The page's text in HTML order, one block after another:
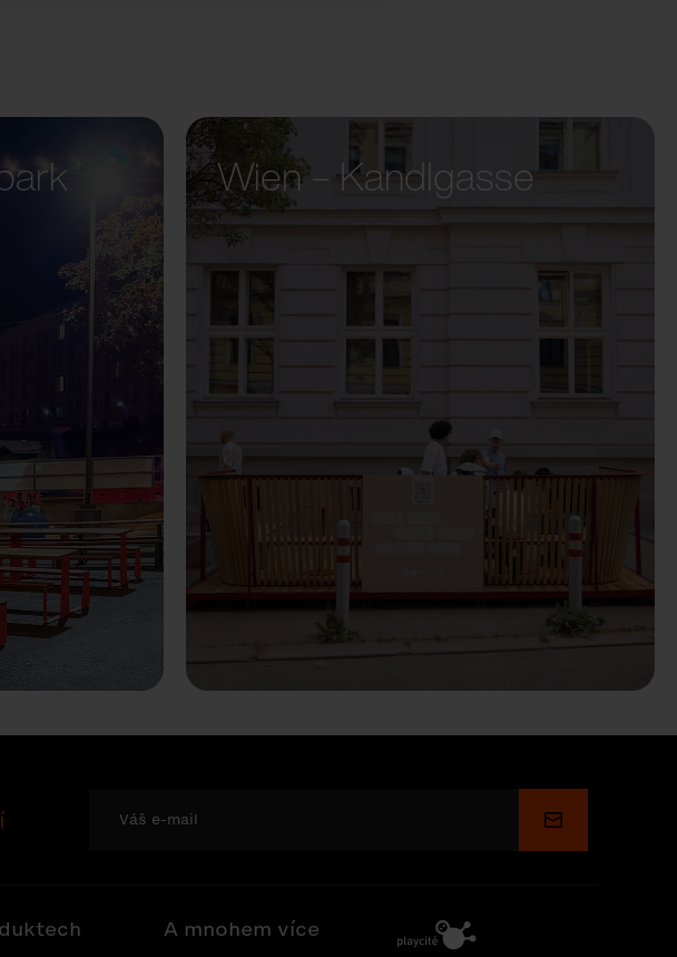
Wien – Kandlgasse
Odeslat
A mnohem více